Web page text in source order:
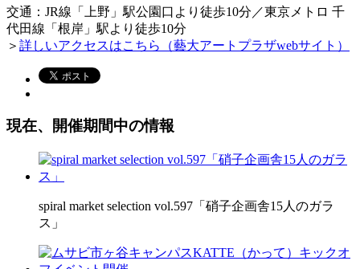
交通：JR線「上野」駅公園口より徒歩10分／東京メトロ 千
代田線「根岸」駅より徒歩10分
＞ 詳しいアクセスはこちら（藝大アートプラザwebサイト）
現在、開催期間中の情報
spiral market selection vol.597「硝子企画舎15人のガラ
ス」